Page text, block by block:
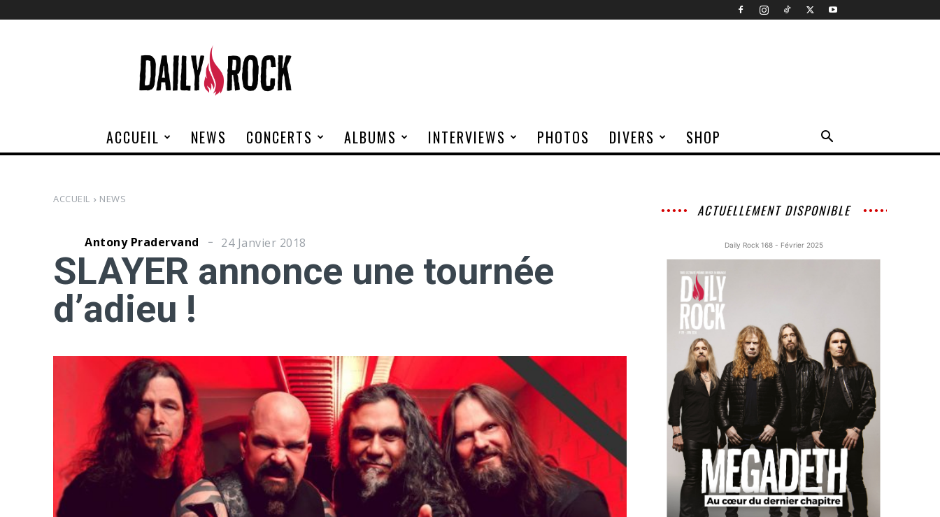
Rock
ACCUEIL NEWS CONCERTS ALBUMS INTERVIEWS PHOTOS DIVERS SHOP
ACCUEIL NEWS
Antony Pradervand 24 Janvier 2018
SLAYER annonce une tournée
d’adieu !
ACTUELLEMENT DISPONIBLE
Daily Rock 168 - Février 2025